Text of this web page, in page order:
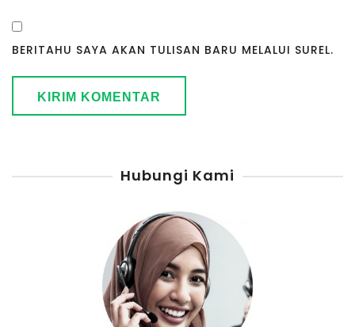
BERITAHU SAYA AKAN TULISAN BARU MELALUI SUREL.
Hubungi Kami